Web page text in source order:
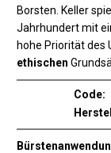
Borsten. Keller
Jahrhundert mit
hohe Priorität des
ethischen
Code: